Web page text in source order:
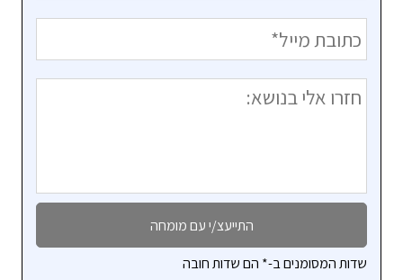
שדות המסומנים ב-* הם שדות חובה